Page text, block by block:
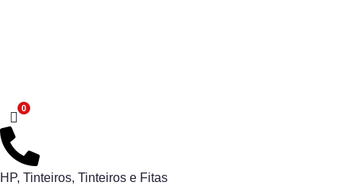
HP, Tinteiros, Tinteiros e Fitas